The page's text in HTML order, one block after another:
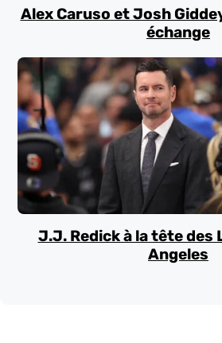
Alex Caruso et Josh
échange
J.J. Redick à la tête des
Angeles